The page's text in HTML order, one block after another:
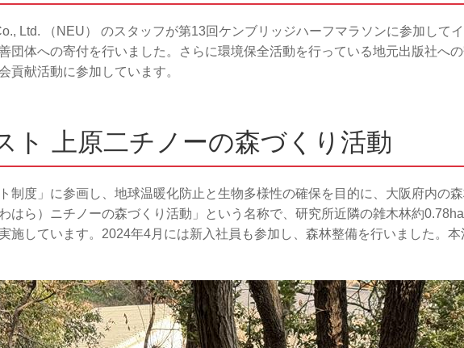
Ltd. （NEU） のスタッフが第13回ケンブリッジハーフマラソンに参加して
団体への寄付を行いました。さらに環境保全活動を行っている地元出版社へ
貢献活動に参加しています。
ト 上原二チノーの森づくり活動
制度」に参画し、地球温暖化防止と生物多様性の確保を目的に、大阪府内の
はら）ニチノーの森づくり活動」という名称で、研究所近隣の雑木林約
施しています。2024年4月には新入社員も参加し、森林整備を行いました。